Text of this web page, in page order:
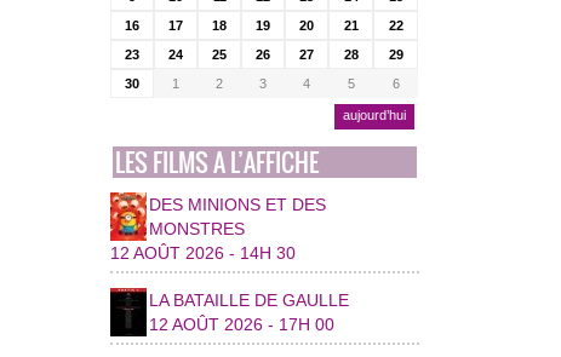
16
17 18 19 20 21
22
23
24 25 26 27 28
29
30
1 2 3 4 5 6
aujourd’hui
LES FILMS A L’AFFICHE
DES MINIONS ET DES
MONSTRES
12 AOÛT 2026 - 14H 30
LA BATAILLE DE GAULLE
12 AOÛT 2026 - 17H 00